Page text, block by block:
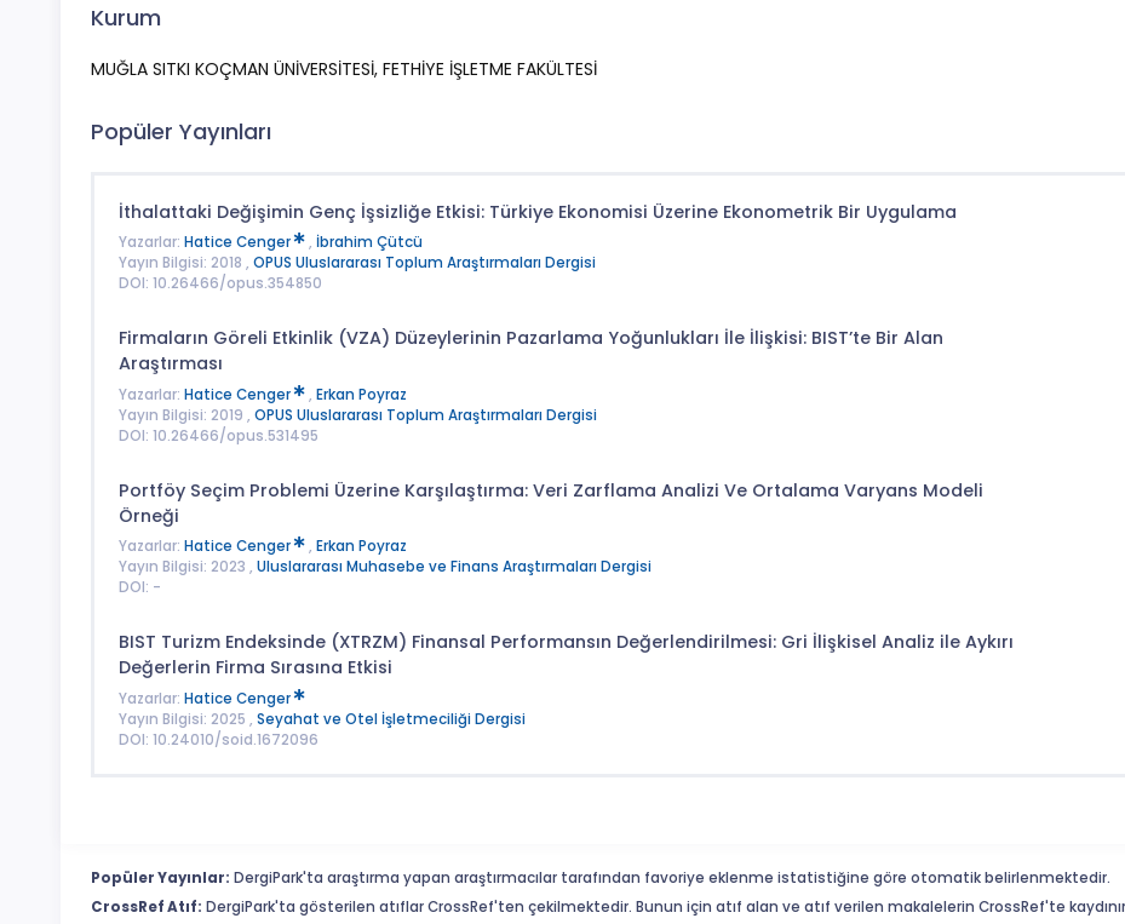
Kurum
MUĞLA SITKI KOÇMAN ÜNİVERSİTESİ, FETHİYE İŞLETME FAKÜLTESİ
Popüler Yayınları
İthalattaki Değişimin Genç İşsizliğe Etkisi: Türkiye Ekonomisi Üzerine Ekonometrik Bir Uygulama
Yazarlar: Hatice Cenger , İbrahim Çütcü
Yayın Bilgisi: 2018 , OPUS Uluslararası Toplum Araştırmaları Dergisi
DOI: 10.26466/opus.354850
Firmaların Göreli Etkinlik (VZA) Düzeylerinin Pazarlama Yoğunlukları İle İlişkisi: BIST’te Bir Alan
Araştırması
Yazarlar: Hatice Cenger , Erkan Poyraz
Yayın Bilgisi: 2019 , OPUS Uluslararası Toplum Araştırmaları Dergisi
DOI: 10.26466/opus.531495
Portföy Seçim Problemi Üzerine Karşılaştırma: Veri Zarflama Analizi Ve Ortalama Varyans Modeli
Örneği
Yazarlar: Hatice Cenger , Erkan Poyraz
Yayın Bilgisi: 2023 , Uluslararası Muhasebe ve Finans Araştırmaları Dergisi
DOI: -
BIST Turizm Endeksinde (XTRZM) Finansal Performansın Değerlendirilmesi: Gri İlişkisel Analiz ile Aykırı
Değerlerin Firma Sırasına Etkisi
Yazarlar: Hatice Cenger
Yayın Bilgisi: 2025 , Seyahat ve Otel İşletmeciliği Dergisi
DOI: 10.24010/soid.1672096
Popüler Yayınlar: DergiPark'ta araştırma yapan araştırmacılar tarafından favoriye eklenme istatistiğine göre otomatik belirlenmektedir.
CrossRef Atıf: DergiPark'ta gösterilen atıflar CrossRef'ten çekilmektedir. Bunun için atıf alan ve atıf verilen makalelerin CrossRef'te